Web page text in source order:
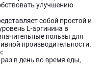
улучшению
собой простой и
L-аргинина в
пользы для
производительности.
в день во время еды,